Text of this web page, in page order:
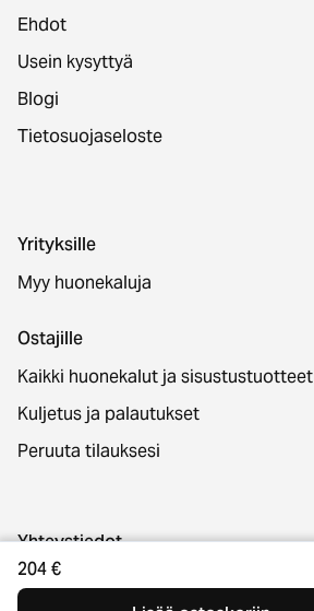
204 €
Ehdot
Usein kysyttyä
Blogi
Tietosuojaseloste
Yrityksille
Myy huonekaluja
Ostajille
Kaikki huonekalut ja sisustustuotteet
Kuljetus ja palautukset
Peruuta tilauksesi
Yhteystiedot